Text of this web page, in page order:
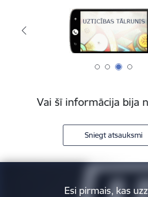
Vai šī informācija bija
Sniegt atsauksmi
Esi pirmais, kas